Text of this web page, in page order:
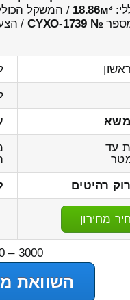
18.86м³ / המשקל
№ CYXO-1739
/
משא
עד
רהיטים
מחירון
3000 – 2300 ₪
השוואת